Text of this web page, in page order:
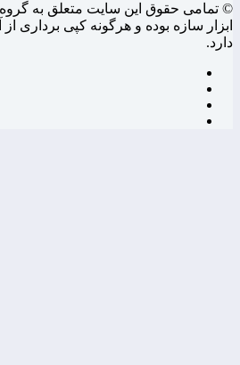
© تمامی حقوق این سایت متعلق به
ابزار سازه بوده و هرگونه کپی برداری از
دارد.